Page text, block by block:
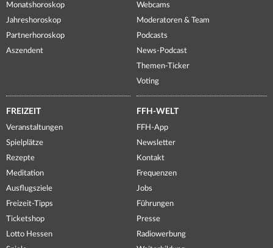
Monatshoroskop
Jahreshoroskop
Partnerhoroskop
Aszendent
Webcams
Moderatoren & Team
Podcasts
News-Podcast
Themen-Ticker
Voting
FREIZEIT
Veranstaltungen
Spielplätze
Rezepte
Meditation
Ausflugsziele
Freizeit-Tipps
Ticketshop
Lotto Hessen
FFH-WELT
FFH-App
Newsletter
Kontakt
Frequenzen
Jobs
Führungen
Presse
Radiowerbung